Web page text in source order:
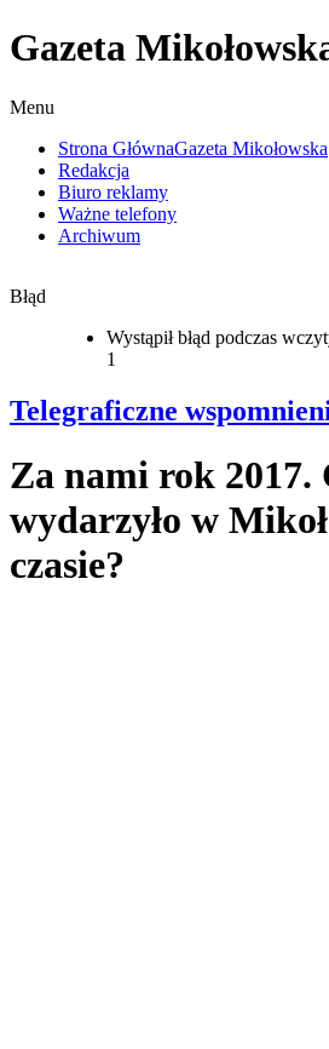
Gazeta
Menu
Strona GłównaGazeta Mikołowska
Redakcja
Biuro reklamy
Ważne telefony
Archiwum
Błąd
Wystąpił błąd podczas
1
Telegraficzne
Za nami rok 2017.
wydarzyło w
czasie?